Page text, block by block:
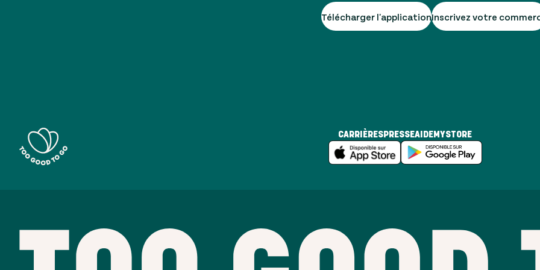
Télécharger l'applicationInscrivez votre
CARRIÈRES PRESSEAIDE MYSTORE